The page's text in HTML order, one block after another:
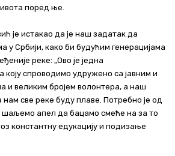
поред ње.
је истакао да је наш задатак да
у Србији, како би будућим генерацијама
реке: „Ово је једна
коју спроводимо удружено са јавним и
и великим бројем волонтера, а наш
нам све реке буду плаве. Потребно је од
шаљемо апел да бацамо смеће на за то
константну едукацију и подизање